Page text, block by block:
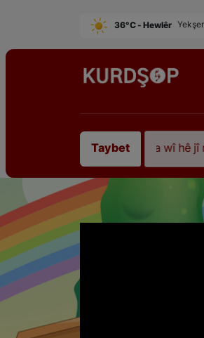
36°C - Hewlêr
Taybet
sal ji şehîdbûna wî hê jî rêbaza wî